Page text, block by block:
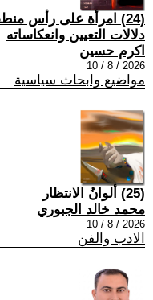
(24) امرأة على رأس
دلالات التعيين وانعكاساته
اكرم حسين
2026 / 8 / 10
مواضيع وابحاث سياسية
(25) ألوانُ الانتظار
محمد خالد الجبوري
2026 / 8 / 10
الادب والفن